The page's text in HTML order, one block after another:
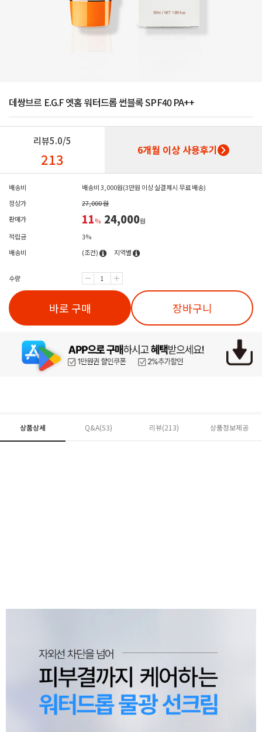
데쌍브르 E.G.F 엣홈 워터드롭 썬블록 SPF40 PA++
리뷰5.0/5
213 6개월 이상 사용후기
배송비
배송비 3,000원(3만원 이상 실결제시 무료 배송)
정상가
27,000 원
판매가
11% 24,000원
적립금
3%
배송비
(조건) 지역별
수량
바로 구매 장바구니
상품상세 Q&A(53) 리뷰(213) 상품정보제공